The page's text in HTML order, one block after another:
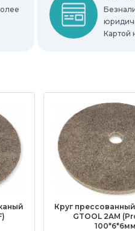
Картой
Круг
GTOOL 2AM
100*6*6мм